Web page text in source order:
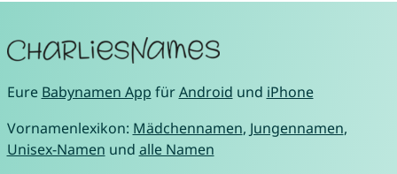
Eure Babynamen App fürAndroid und iPhone
Vornamenlexikon: Mädchennamen, Jungennamen,
Unisex-Namen und alle Namen